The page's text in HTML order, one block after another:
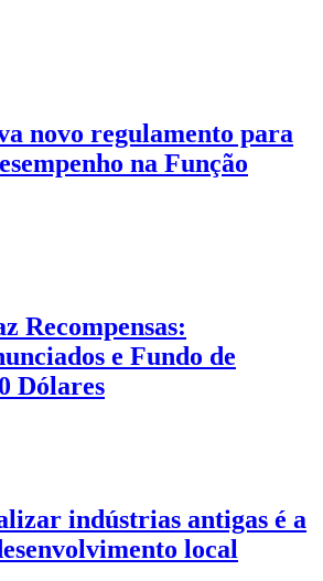
novo regulamento para
na Função
Recompensas:
e Fundo de
Dólares
indústrias antigas é a
local